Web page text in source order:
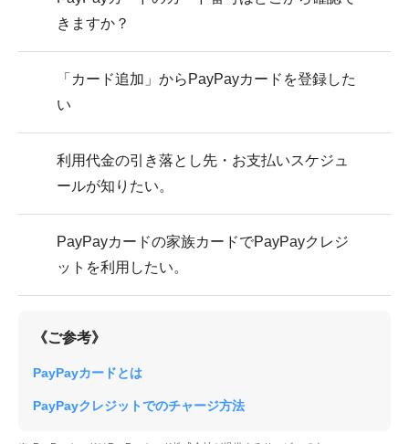
きますか？
「カード追加」からPayPayカードを登録した
い
利用代金の引き落とし先・お支払いスケジュ
ールが知りたい。
PayPayカードの家族カードでPayPayクレジ
ットを利用したい。
《ご参考》
PayPayカードとは
PayPayクレジットでのチャージ方法